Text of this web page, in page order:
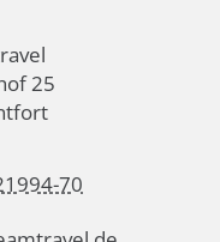
25
70